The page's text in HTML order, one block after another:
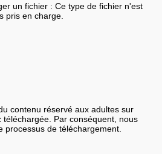
un fichier : Ce type de fichier n'est
pris en charge.
contenu réservé aux adultes sur
téléchargée. Par conséquent, nous
processus de téléchargement.